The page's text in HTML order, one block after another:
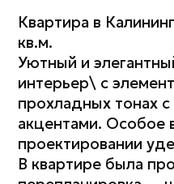
Квартира в
кв.м.
Уютный и
интерьер\ с
прохладных тонах
акцентами. Особое
проектировании
В квартире была